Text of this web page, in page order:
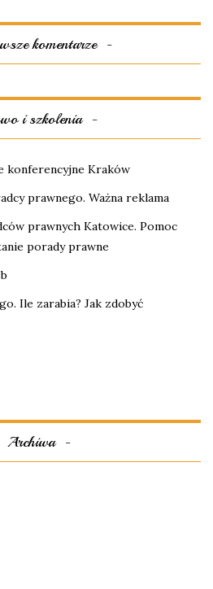
komentarze
i szkolenia
konferencyjne Kraków
prawnego. Ważna reklama
prawnych Katowice. Pomoc
porady prawne
Ile zarabia? Jak zdobyć
Archiwa